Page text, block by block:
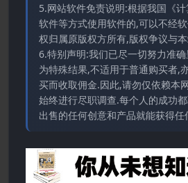
5.网站软件免责说明:根据我国《
软件等方式使用软件的,可以不经
权归属原版权方所有,版权争议与
6.特别声明:我们已尽一切努力准
为特殊结果,不适用于普通购买者,
买而收取佣金.因此,请勿仅依赖本
始终进行尽职调查.每个人的成功
出售的任何创意和产品就能获得任